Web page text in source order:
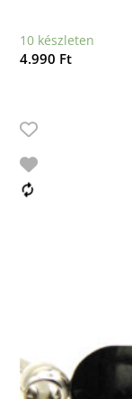
10 készleten
4.990 Ft